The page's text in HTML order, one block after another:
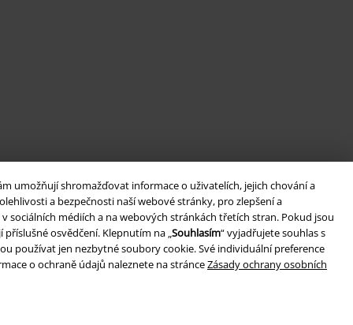
umožňují shromažďovat informace o uživatelích, jejich chování a
a bezpečnosti naší webové stránky, pro zlepšení a
sociálních médiích a na webových stránkách třetích stran. Pokud jsou
osvědčení. Klepnutím na „Souhlasím“ vyjadřujete souhlas s
používat jen nezbytné soubory cookie. Své individuální preference
o ochraně údajů naleznete na stránceZásady ochrany osobních